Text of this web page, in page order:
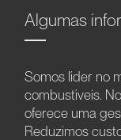
Algumas
Somos líder no
combustíveis.
oferece uma
Reduzimos